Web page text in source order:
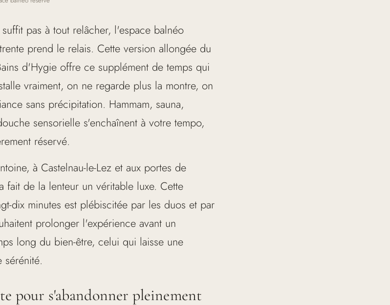
pas à tout relâcher, l'espace balnéo
prend le relais. Cette version allongée du
d'Hygie offre ce supplément de temps qui
vraiment, on ne regarde plus la montre, on
sans précipitation. Hammam, sauna,
sensorielle s'enchaînent à votre tempo,
réservé.
à Castelnau-le-Lez et aux portes de
fait de la lenteur un véritable luxe. Cette
dix minutes est plébiscitée par les duos et par
prolonger l'expérience avant un
long du bien-être, celui qui laisse une
sérénité.
pour s'abandonner pleinement